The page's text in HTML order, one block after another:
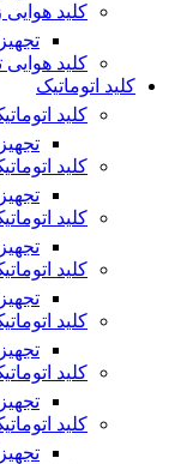
کلید
کلید هوایی
کلید اتوماتیک
کلید
کلید
کلید
کلید
کلید
کلید
کلید